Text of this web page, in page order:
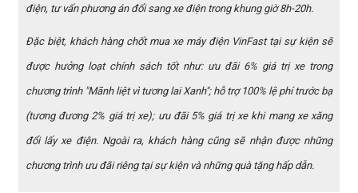
điện, tư vấn phương án đổi sang xe điện trong khung giờ 8h-20h.
Đặc biệt, khách hàng chốt mua xe máy điện VinFast tại sự kiện sẽ
được hưởng loạt chính sách tốt như: ưu đãi 6% giá trị xe trong
chương trình "Mãnh liệt vì tương lai Xanh"; hỗ trợ 100% lệ phí trước bạ
(tương đương 2% giá trị xe); ưu đãi 5% giá trị xe khi mang xe xăng
đổi lấy xe điện. Ngoài ra, khách hàng cũng sẽ nhận được những
chương trình ưu đãi riêng tại sự kiện và những quà tặng hấp dẫn.